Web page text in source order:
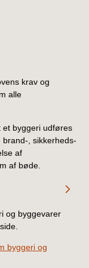
krav og
alle
et byggeri udføres
, sikkerheds-
af
af bøde.
og byggevarer
byggeri og